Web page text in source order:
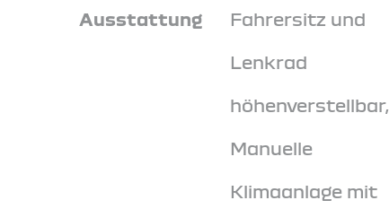
Ausstattung Fahrersitz und
Lenkrad
höhenverstellbar,
Manuelle
Klimaanlage mit